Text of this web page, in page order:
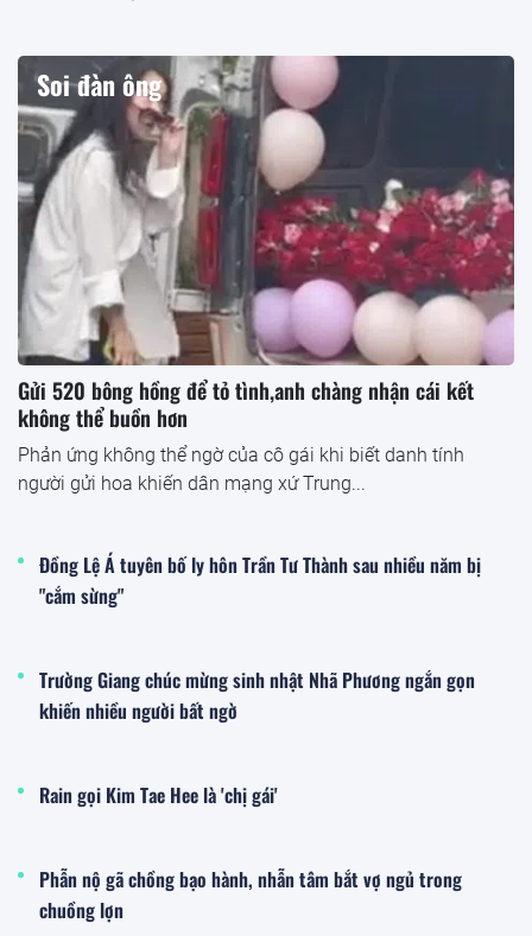
Soi đàn ông
Gửi 520 bông hồng để tỏ tình,anh chàng nhận cái kết
không thể buồn hơn
Phản ứng không thể ngờ của cô gái khi biết danh tính
người gửi hoa khiến dân mạng xứ Trung...
Đồng Lệ Á tuyên bố ly hôn Trần Tư Thành sau nhiều năm bị
"cắm sừng"
Trường Giang chúc mừng sinh nhật Nhã Phương ngắn gọn
khiến nhiều người bất ngờ
Rain gọi Kim Tae Hee là 'chị gái'
Phẫn nộ gã chồng bạo hành, nhẫn tâm bắt vợ ngủ trong
chuồng lợn